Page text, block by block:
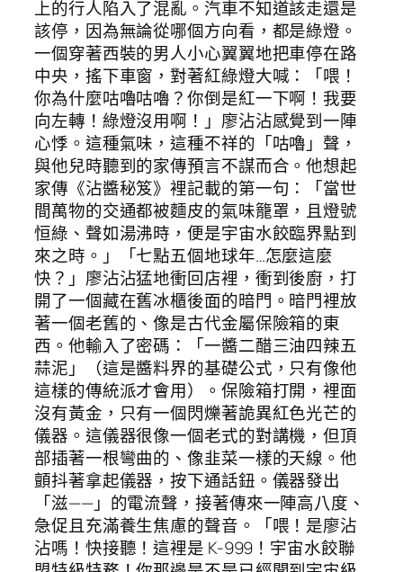
上的行人陷入了混亂。汽車不知道該走還是
該停，因為無論從哪個方向看，都是綠燈。
一個穿著西裝的男人小心翼翼地把車停在路
中央，搖下車窗，對著紅綠燈大喊：「喂！
你為什麼咕嚕咕嚕？你倒是紅一下啊！我要
向左轉！綠燈沒用啊！」廖沾沾感覺到一陣
心悸。這種氣味，這種不祥的「咕嚕」聲，
與他兒時聽到的家傳預言不謀而合。他想起
家傳《沾醬秘笈》裡記載的第一句：「當世
間萬物的交通都被麵皮的氣味籠罩，且燈號
恒綠、聲如湯沸時，便是宇宙水餃臨界點到
來之時。」「七點五個地球年…怎麼這麼
快？」廖沾沾猛地衝回店裡，衝到後廚，打
開了一個藏在舊冰櫃後面的暗門。暗門裡放
著一個老舊的、像是古代金屬保險箱的東
西。他輸入了密碼：「一醬二醋三油四辣五
蒜泥」（這是醬料界的基礎公式，只有像他
這樣的傳統派才會用）。保險箱打開，裡面
沒有黃金，只有一個閃爍著詭異紅色光芒的
儀器。這儀器很像一個老式的對講機，但頂
部插著一根彎曲的、像韭菜一樣的天線。他
顫抖著拿起儀器，按下通話鈕。儀器發出
「滋——」的電流聲，接著傳來一陣高八度、
急促且充滿養生焦慮的聲音。「喂！是廖沾
沾嗎！快接聽！這裡是 K-999！宇宙水餃聯